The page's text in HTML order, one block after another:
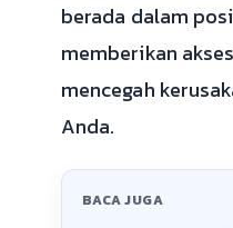
berada dalam
memberikan
mencegah
Anda.
BACA JUGA